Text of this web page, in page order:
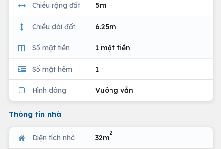
Chiều rộng đất 5m
Chiều dài đất 6.25m
Số mặt tiền 1 mặt tiền
Số mặt hẻm 1
Hình dáng Vuông vắn
Thông tin nhà
Diện tích nhà 32m
2